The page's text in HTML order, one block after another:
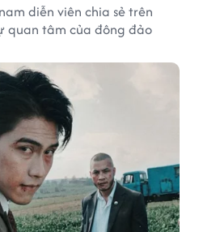
diễn viên chia sẻ trên
quan tâm của đông đảo